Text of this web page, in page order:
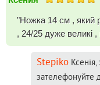
"Ножка 14 см , який
, 24/25 дуже великі
Stepiko
зателефонуйте